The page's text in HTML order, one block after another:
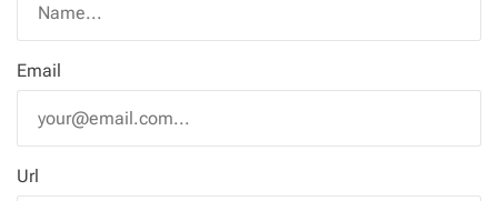
Email
Url